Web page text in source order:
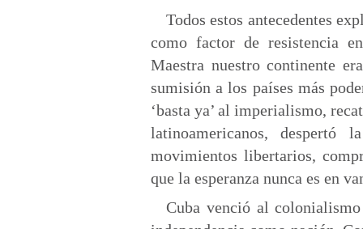
Todos estos antecedentes
como factor de resistencia
Maestra nuestro continente
sumisión a los países más
‘basta ya’ al imperialismo,
latinoamericanos, despertó
movimientos libertarios,
que la esperanza nunca es en
Cuba venció al